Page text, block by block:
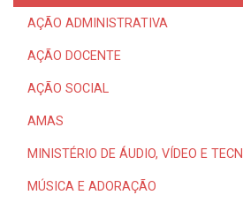
AÇÃO ADMINISTRATIVA
AÇÃO DOCENTE
AÇÃO SOCIAL
AMAS
MINISTÉRIO DE ÁUDIO, VÍDEO E
MÚSICA E ADORAÇÃO